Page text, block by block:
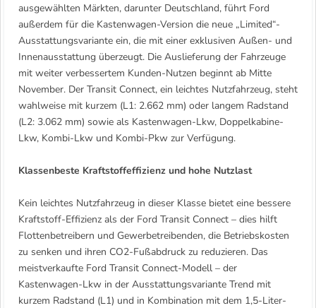
ausgewählten Märkten, darunter Deutschland, führt Ford
außerdem für die Kastenwagen-Version die neue „Limited“-
Ausstattungsvariante ein, die mit einer exklusiven Außen- und
Innenausstattung überzeugt. Die Auslieferung der Fahrzeuge
mit weiter verbessertem Kunden-Nutzen beginnt ab Mitte
November. Der Transit Connect, ein leichtes Nutzfahrzeug, steht
wahlweise mit kurzem (L1: 2.662 mm) oder langem Radstand
(L2: 3.062 mm) sowie als Kastenwagen-Lkw, Doppelkabine-
Lkw, Kombi-Lkw und Kombi-Pkw zur Verfügung.
Klassenbeste Kraftstoffeffizienz und hohe Nutzlast
Kein leichtes Nutzfahrzeug in dieser Klasse bietet eine bessere
Kraftstoff-Effizienz als der Ford Transit Connect – dies hilft
Flottenbetreibern und Gewerbetreibenden, die Betriebskosten
zu senken und ihren CO2-Fußabdruck zu reduzieren. Das
meistverkaufte Ford Transit Connect-Modell – der
Kastenwagen-Lkw in der Ausstattungsvariante Trend mit
kurzem Radstand (L1) und in Kombination mit dem 1,5-Liter-